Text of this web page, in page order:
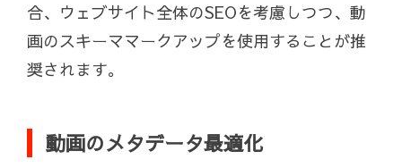
合、ウェブサイト全体のSEOを考慮しつつ、動
画のスキーママークアップを使用することが推
奨されます。
動画のメタデータ最適化